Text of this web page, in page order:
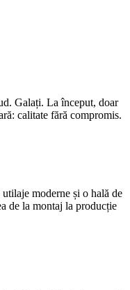
Galați. La început, doar
calitate fără compromis.
moderne și o hală de
de la montaj la producție